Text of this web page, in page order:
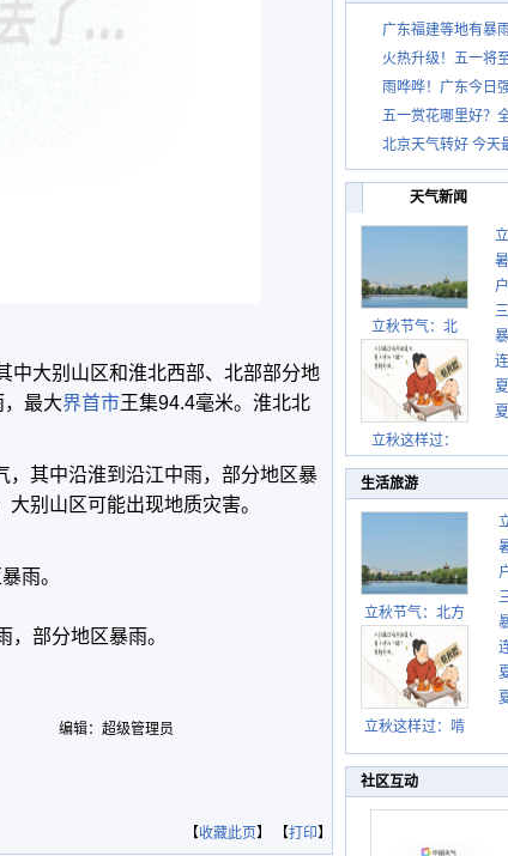
中大别山区和淮北西部、北部部分地
最大界首市王集94.4毫米。淮北北
，其中沿淮到沿江中雨，部分地区暴
别山区可能出现地质灾害。
雨。
部分地区暴雨。
编辑：超级管理员
【收藏此页】 【打印】
广东福建等地有暴
火热升级！五一将
雨哗哗！广东今日
五一赏花哪里好？
北京天气转好 今
天气新闻
立秋节气：北
立秋这样过：
生活旅游
立秋节气：北方
逐渐转凉 南方暑
热仍盛
立秋这样过：啃
祝丰收迎秋来
社区互动